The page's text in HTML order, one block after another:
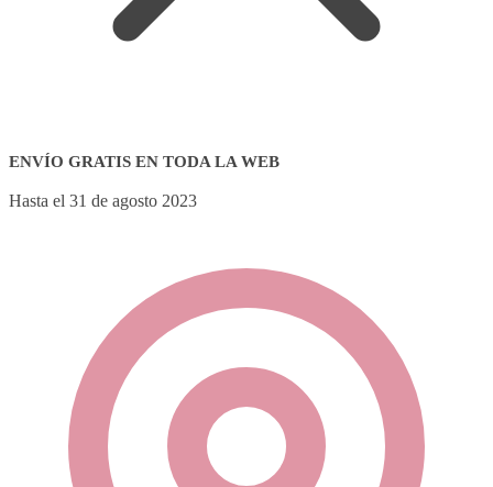
ENVÍO GRATIS EN TODA LA WEB
Hasta el 31 de agosto 2023